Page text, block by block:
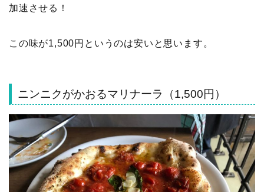
加速させる！
この味が1,500円というのは安いと思います。
ニンニクがかおるマリナーラ（1,500円）